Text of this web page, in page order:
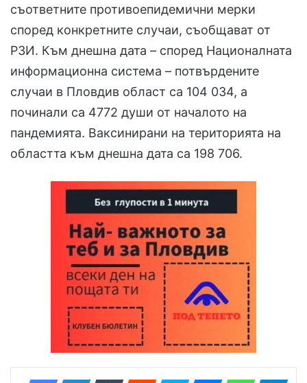
съответните противоепидемични мерки
според конкретните случаи, съобщават от
РЗИ. Към днешна дата – според Националната
информационна система – потвърдените
случаи в Пловдив област са 104 034, а
починали са 4772 души от началото на
пандемията. Ваксинирани на територията на
областта към днешна дата са 198 706.